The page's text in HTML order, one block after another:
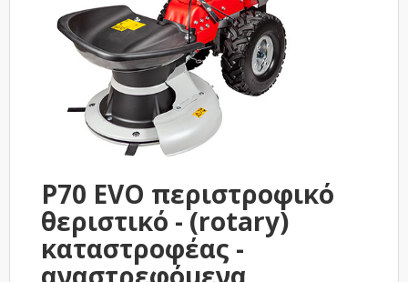
P70 EVO περιστροφικό
θεριστικό - (rotary)
καταστροφέας -